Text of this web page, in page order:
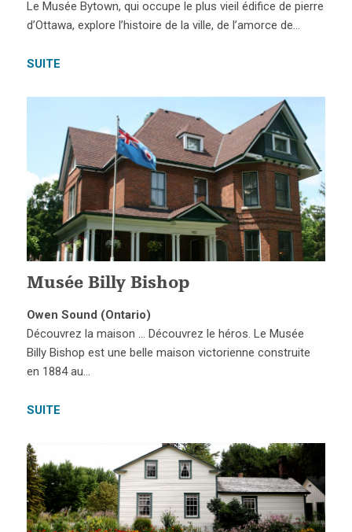
Le Musée Bytown, qui occupe le plus vieil édifice de pierre
d’Ottawa, explore l’histoire de la ville, de l’amorce de…
SUITE
Musée Billy Bishop
Owen Sound (Ontario)
Découvrez la maison … Découvrez le héros. Le Musée
Billy Bishop est une belle maison victorienne construite
en 1884 au…
SUITE